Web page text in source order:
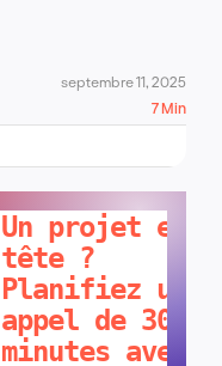
septembre 11, 2025
7 Min
Un projet en
tête ?
Planifiez un
appel de 30
minutes avec